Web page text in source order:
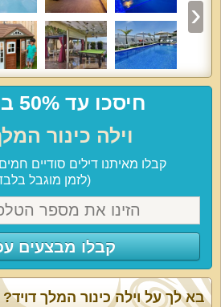
חיסכו עד 50% בהזמנת:
וילה כינור
קבלו מאיתנו דילים סודיים חמים עד 50%
(לזמן מוגבל
קבלו מבצעים